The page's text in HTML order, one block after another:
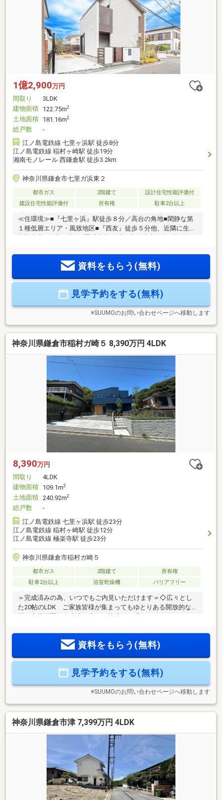
1億2,900万円
間取り
3LDK
建物面積 122.75m2
土地面積 181.16m2
総戸数
-
江ノ島電鉄線 七里ヶ浜駅 徒歩8分
江ノ島電鉄線 稲村ヶ崎駅 徒歩19分
湘南モノレール 西鎌倉駅 徒歩3.2km
神奈川県鎌倉市七里ガ浜東２
都市ガス 2階建て
設計住宅性能評価付
建設住宅性能評価付
所有権 駐車2台以上
≪住環境≫■『七里ヶ浜』駅徒歩８分／高台の角地■閑静な第
１種低層エリア・風致地区■『西友』徒歩５分他、近隣に生活
ローン控除優遇有■３ＬＤＫ＋カースペース２台分■ＬＤＫ
26.1帖／リビング吹抜・床暖房２面・デッキ調南ワイドバルコ
キテラス■全室６帖以上＆２面採光＆収納付■家族で並んで身
支度できるＷボウル洗面化粧台■ＥＶ車充電用屋外電源有
資料をもらう(無料)
見学予約をする(無料)
※SUUMOのお問い合わせページへ移動します
神奈川県鎌倉市稲村ガ崎５ 8,390万円 4LDK
8,390万円
間取り
4LDK
建物面積 109.1m2
土地面積 240.92m2
総戸数
-
江ノ島電鉄線 七里ヶ浜駅 徒歩23分
江ノ島電鉄線 稲村ヶ崎駅 徒歩12分
江ノ島電鉄線 極楽寺駅 徒歩23分
神奈川県鎌倉市稲村ガ崎５
都市ガス 2階建て
所有権
駐車2台以上
浴室乾燥機 バリアフリー
＝完成済みの為、いつでもご内見いただけます＝◇広々とし
た20帖のLDK ご家族皆様が集まってもゆとりある開放的な空
ローク・ウォークインクローゼット・パントリーを備え、住
空間をすっきり保てます。◇72坪のゆとりある敷地 駐車ス
環境 稲村ガ崎の海まで約1km。散歩やランニング、サーフィ
資料をもらう(無料)
見学予約をする(無料)
※SUUMOのお問い合わせページへ移動します
神奈川県鎌倉市津 7,399万円 4LDK